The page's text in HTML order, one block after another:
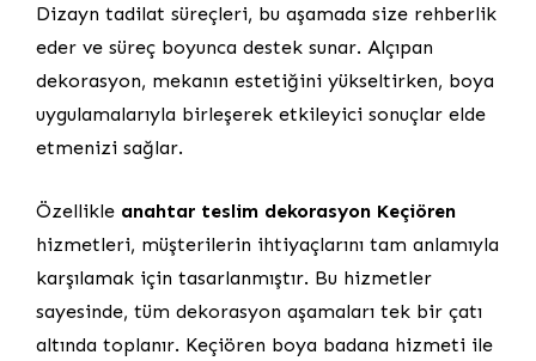
Dizayn tadilat süreçleri, bu aşamada size rehberlik
eder ve süreç boyunca destek sunar. Alçıpan
dekorasyon, mekanın estetiğini yükseltirken, boya
uygulamalarıyla birleşerek etkileyici sonuçlar elde
etmenizi sağlar.
Özellikle anahtar teslim dekorasyon Keçiören
hizmetleri, müşterilerin ihtiyaçlarını tam anlamıyla
karşılamak için tasarlanmıştır. Bu hizmetler
sayesinde, tüm dekorasyon aşamaları tek bir çatı
altında toplanır. Keçiören boya badana hizmeti ile